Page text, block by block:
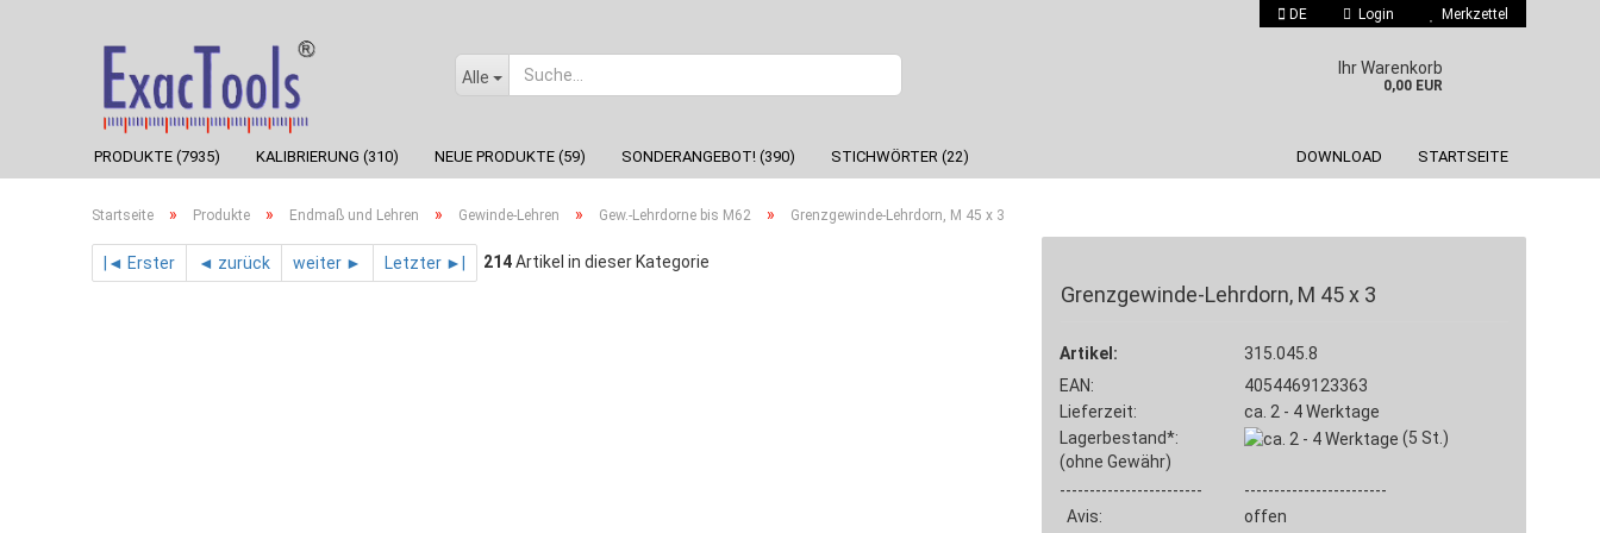
DE Login
Passwort vergessen?
Merkzettel
Alle Ihr Warenkorb
0,00 EUR
PRODUKTE (7935) KALIBRIERUNG (310) NEUE PRODUKTE (59) SONDERANGEBOT! (390) STICHWÖRTER (22) DOWNLOAD STARTSEITE
Startseite » Produkte » Endmaß und Lehren » Gewinde-Lehren » Gew.-Lehrdorne bis M62 » Grenzgewinde-Lehrdorn, M 45 x 3
|◄ Erster ◄ zurück weiter ► Letzter ►| 214Artikel in dieser Kategorie
Grenzgewinde-Lehrdorn, M 45 x 3
Artikel:
315.045.8
EAN:
4054469123363
Lieferzeit:
ca. 2 - 4 Werktage
Lagerbestand*:
(ohne Gewähr)
(5 St.)
------------------------
------------------------
Avis:
offen